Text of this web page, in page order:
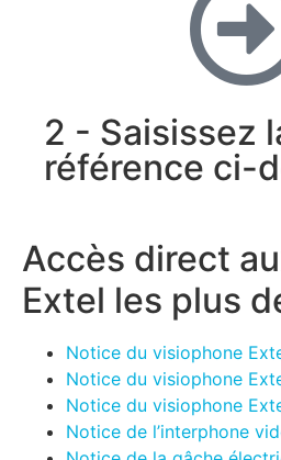
2 - Saisissez
référence ci-
Accès direct
Extel les plus
Notice du visiophone
Notice du visiophone
Notice du visiophone
Notice de l’interphone